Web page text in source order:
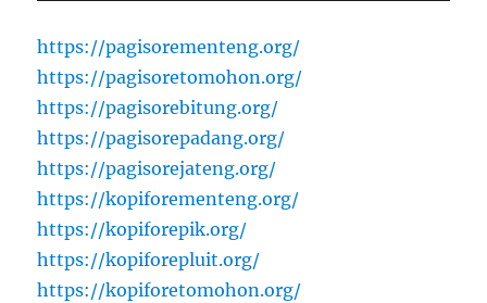
https://pagisorementeng.org/
https://pagisoretomohon.org/
https://pagisorebitung.org/
https://pagisorepadang.org/
https://pagisorejateng.org/
https://kopiforementeng.org/
https://kopiforepik.org/
https://kopiforepluit.org/
https://kopiforetomohon.org/